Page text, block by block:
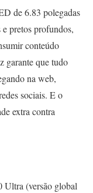
de 6.83 polegadas
pretos profundos,
conteúdo
garante que tudo
na web,
sociais. E o
extra contra
Ultra (versão global